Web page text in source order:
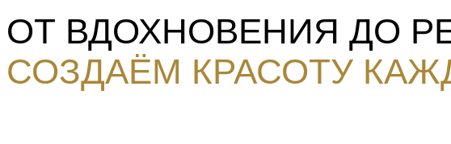
ОТ ВДОХНОВЕНИЯ ДО
СОЗДАЁМ КРАСОТУ